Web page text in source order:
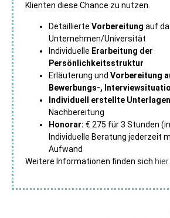
Klienten diese Chance zu nutzen.
Detaillierte Vorbereitung auf
Unternehmen/Universität
Individuelle Erarbeitung der
Persönlichkeitsstruktur
Erläuterung und Vorbereitung
Bewerbungs-,
Individuell erstellte Unterlagen
Nachbereitung
Honorar: € 275 für 3 Stunden
Individuelle Beratung jederzeit
Aufwand
Weitere Informationen finden sich hier.